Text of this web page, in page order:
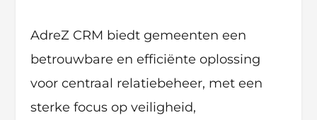
AdreZ CRM biedt gemeenten een
betrouwbare en efficiënte oplossing
voor centraal relatiebeheer, met een
sterke focus op veiligheid,